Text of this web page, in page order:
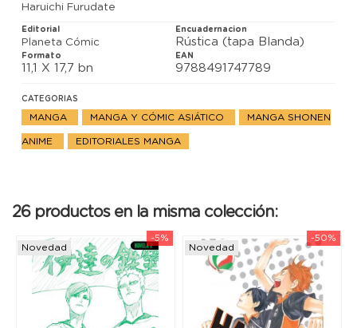
Haruichi Furudate
Editorial
Planeta Cómic
Encuadernacion
Rústica (tapa Blanda)
Formato
11,1 X 17,7 bn
EAN
9788491747789
CATEGORIAS
MANGA MANGA Y CÓMIC ASIÁTICO MANGA SHONEN
ANIME EDITORIALES MANGA
26 productos en la misma colección:
-5%
Novedad
-50%
Novedad